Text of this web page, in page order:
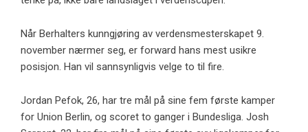
Når Berhalters kunngjøring av verdensmesterskapet 9.
november nærmer seg, er forward hans mest usikre
posisjon. Han vil sannsynligvis velge to til fire.
Jordan Pefok, 26, har tre mål på sine fem første kamper
for Union Berlin, og scoret to ganger i Bundesliga. Josh